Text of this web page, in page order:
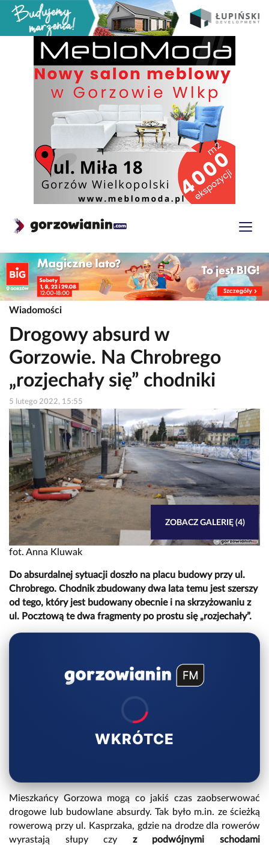
Wiadomości
Drogowy absurd w
Gorzowie. Na Chrobrego
„rozjechały się” chodniki
5 lutego 2022, 15:55
fot. Anna Kluwak
ZOBACZ GALERIĘ (4)
Do absurdalnej sytuacji doszło na placu budowy przy ul.
Chrobrego. Chodnik zbudowany dwa lata temu jest szerszy
od tego, który jest budowany obecnie i na skrzyżowaniu z
ul. Pocztową te dwa fragmenty po prostu się „rozjechały”.
WKRÓTCE
Mieszkańcy Gorzowa mogą co jakiś czas zaobserwować
drogowe lub budowlane absurdy. Tak było m.in. ze ścieżką
rowerową przy ul. Kasprzaka, gdzie na drodze dla rowerów
wyrastają słupy czy z podwójnymi schodami